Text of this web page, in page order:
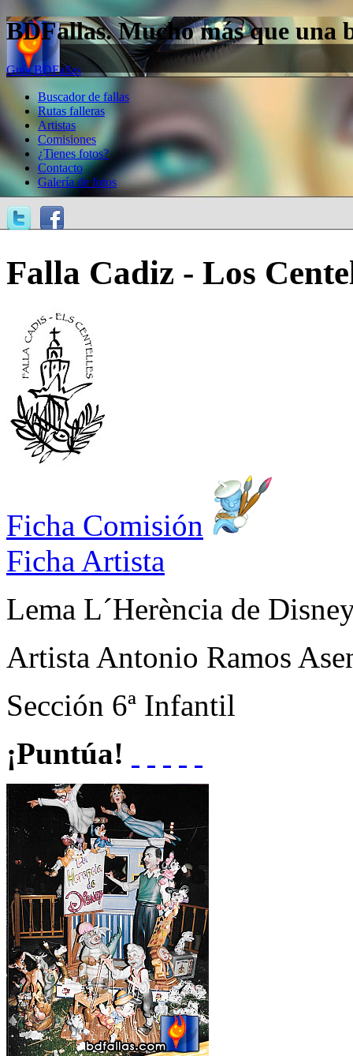
BDFallas. Mucho más que una
Guía BDFallas
Buscador de fallas
Rutas falleras
Artistas
Comisiones
¿Tienes fotos?
Contacto
Galería de fotos
Falla Cadiz - Los
Ficha Comisión
Ficha Artista
Lema L´Herència de
Artista Antonio Ramos
Sección 6ª Infantil
¡Puntúa!